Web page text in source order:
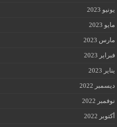
يونيو 2023
مايو 2023
مارس 2023
فبراير 2023
يناير 2023
ديسمبر 2022
نوفمبر 2022
أكتوبر 2022